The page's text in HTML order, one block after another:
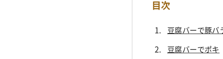
目次
豆腐バーで豚バ
豆腐バーでポキ